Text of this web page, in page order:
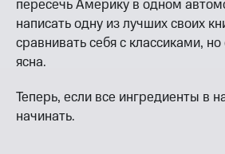
пересечь Америку в одном
написать одну из лучших своих
сравнивать себя с классиками,
ясна.
Теперь, если все ингредиенты в
начинать.